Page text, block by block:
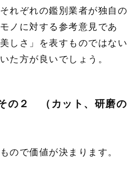
れぞれの鑑別業者が独自の
ノに対する参考意見であ
しさ」を表すものではない
た方が良いでしょう。
の２ （カット、研磨の
ので価値が決まります。